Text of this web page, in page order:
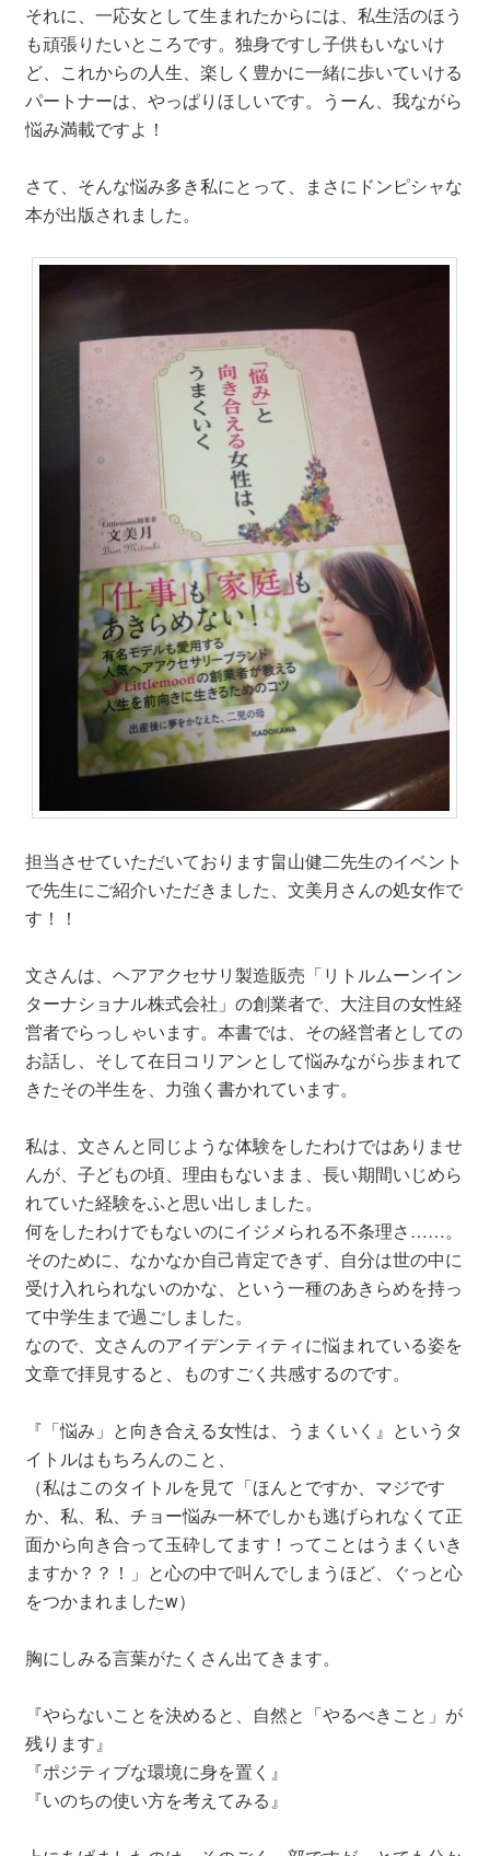
それに、一応女として生まれたからには、私生活のほう
も頑張りたいところです。独身ですし子供もいないけ
ど、これからの人生、楽しく豊かに一緒に歩いていける
パートナーは、やっぱりほしいです。うーん、我ながら
悩み満載ですよ！
さて、そんな悩み多き私にとって、まさにドンピシャな
本が出版されました。
担当させていただいております畠山健二先生のイベント
で先生にご紹介いただきました、文美月さんの処女作で
す！！
文さんは、ヘアアクセサリ製造販売「リトルムーンイン
ターナショナル株式会社」の創業者で、大注目の女性経
営者でらっしゃいます。本書では、その経営者としての
お話し、そして在日コリアンとして悩みながら歩まれて
きたその半生を、力強く書かれています。
私は、文さんと同じような体験をしたわけではありませ
んが、子どもの頃、理由もないまま、長い期間いじめら
れていた経験をふと思い出しました。
何をしたわけでもないのにイジメられる不条理さ……。
そのために、なかなか自己肯定できず、自分は世の中に
受け入れられないのかな、という一種のあきらめを持っ
て中学生まで過ごしました。
なので、文さんのアイデンティティに悩まれている姿を
文章で拝見すると、ものすごく共感するのです。
『「悩み」と向き合える女性は、うまくいく』というタ
イトルはもちろんのこと、
（私はこのタイトルを見て「ほんとですか、マジです
か、私、私、チョー悩み一杯でしかも逃げられなくて正
面から向き合って玉砕してます！ってことはうまくいき
ますか？？！」と心の中で叫んでしまうほど、ぐっと心
をつかまれましたw）
胸にしみる言葉がたくさん出てきます。
『やらないことを決めると、自然と「やるべきこと」が
残ります』
『ポジティブな環境に身を置く』
『いのちの使い方を考えてみる』